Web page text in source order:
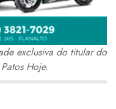
exclusiva do titular do
Hoje.